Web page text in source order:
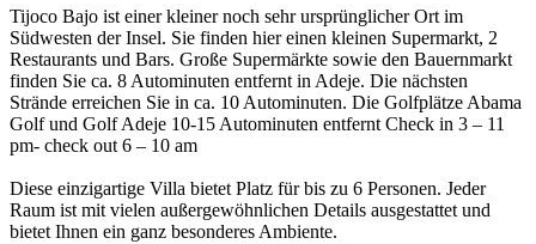
Tijoco Bajo ist einer kleiner noch sehr ursprünglicher Ort im
Südwesten der Insel. Sie finden hier einen kleinen Supermarkt, 2
Restaurants und Bars. Große Supermärkte sowie den Bauernmarkt
finden Sie ca. 8 Autominuten entfernt in Adeje. Die nächsten
Strände erreichen Sie in ca. 10 Autominuten. Die Golfplätze Abama
Golf und Golf Adeje 10-15 Autominuten entfernt Check in 3 – 11
pm- check out 6 – 10 am
Diese einzigartige Villa bietet Platz für bis zu 6 Personen. Jeder
Raum ist mit vielen außergewöhnlichen Details ausgestattet und
bietet Ihnen ein ganz besonderes Ambiente.